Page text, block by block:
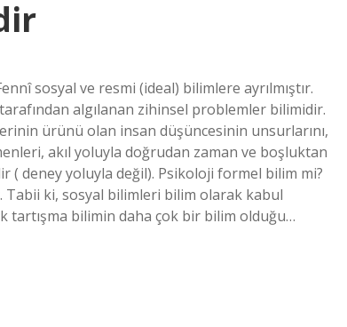
sosyal ve resmi (ideal) bilimlere ayrılmıştır.
algılanan zihinsel problemler bilimidir.
ürünü olan insan düşüncesinin unsurlarını,
akıl yoluyla doğrudan zaman ve boşluktan
( deney yoluyla değil). Psikoloji formel bilim mi?
ki, sosyal bilimleri bilim olarak kabul
tartışma bilimin daha çok bir bilim olduğu…